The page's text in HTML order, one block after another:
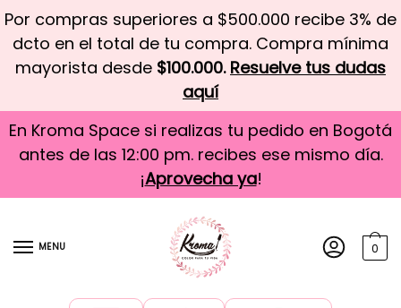
Por compras superiores a $500.000 recibe 3% de
dcto en el total de tu compra. Compra mínima
mayorista desde $100.000. Resuelve tus dudas
aquí
En Kroma Space si realizas tu pedido en Bogotá
antes de las 12:00 pm. recibes ese mismo día.
¡Aprovecha ya!
MENU 0